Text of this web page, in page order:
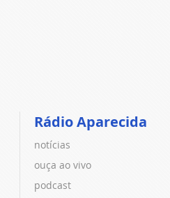
Rádio Aparecida
notícias
ouça ao vivo
podcast